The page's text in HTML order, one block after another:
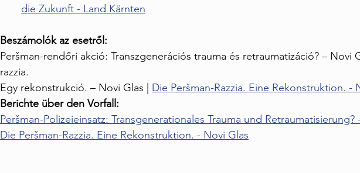
die Zukunft - Land Kärnten
Beszámolók az esetről:
Peršman-rendőri akció: Transzgenerációs trauma és retraumatizáció? – Novi
razzia.
Egy rekonstrukció. – Novi Glas | Die Peršman-Razzia. Eine Rekonstruktion. -
Berichte über den Vorfall:
Peršman-Polizeieinsatz: Transgenerationales Trauma und Retraumatisierung?
Die Peršman-Razzia. Eine Rekonstruktion. - Novi Glas